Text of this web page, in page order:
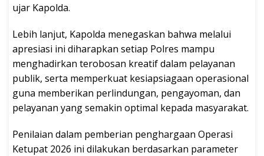
ujar Kapolda.
Lebih lanjut, Kapolda menegaskan bahwa melalui
apresiasi ini diharapkan setiap Polres mampu
menghadirkan terobosan kreatif dalam pelayanan
publik, serta memperkuat kesiapsiagaan operasional
guna memberikan perlindungan, pengayoman, dan
pelayanan yang semakin optimal kepada masyarakat.
Penilaian dalam pemberian penghargaan Operasi
Ketupat 2026 ini dilakukan berdasarkan parameter